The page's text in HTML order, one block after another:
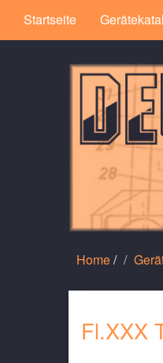
Startseite
Home/
Fl.XXX